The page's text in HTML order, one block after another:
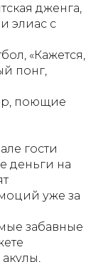
дженга,
элиас с
«Кажется,
понг,
поющие
гости
деньги на
уже за
забавные